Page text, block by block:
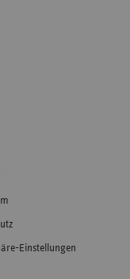
Einstellungen